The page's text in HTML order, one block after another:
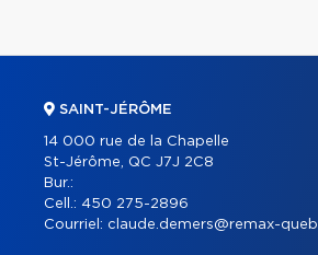
SAINT-JÉRÔME
14 000 rue de la Chapelle
St-Jérôme, QC J7J 2C8
Bur.:
Cell.: 450 275-2896
Courriel: claude.demers@remax-